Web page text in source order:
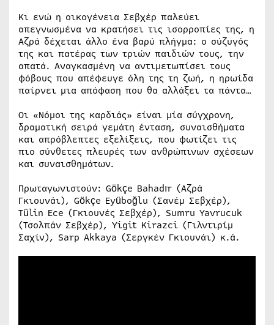
Κι ενώ η οικογένεια Σεβχέρ παλεύει
απεγνωσμένα να κρατήσει τις ισορροπίες της, η
Αζρά δέχεται άλλο ένα βαρύ πλήγμα: ο σύζυγός
της και πατέρας των τριών παιδιών τους, την
απατά. Αναγκασμένη να αντιμετωπίσει τους
φόβους που απέφευγε όλη της τη ζωή, η ηρωίδα
παίρνει μια απόφαση που θα αλλάξει τα πάντα…
Οι «Νόμοι της καρδιάς» είναι μία σύγχρονη,
δραματική σειρά γεμάτη ένταση, συναισθήματα
και απρόβλεπτες εξελίξεις, που φωτίζει τις
πιο σύνθετες πλευρές των ανθρώπινων σχέσεων
και συναισθημάτων.
Πρωταγωνιστούν: Gökçe Bahadır (Αζρά
Γκιουνάι), Gökçe Eyüboğlu (Σανέμ Σεβχέρ),
Tülin Ece (Γκιουνές Σεβχέρ), Sumru Yavrucuk
(Τσολπάν Σεβχέρ), Yigit Kirazci (Γιλντιρίμ
Σαχίν), Sarp Akkaya (Σεργκέν Γκιουνάι) κ.ά.